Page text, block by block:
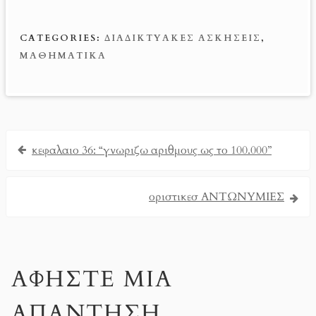
o
o
es
t
n
CATEGORIES: ΔΙΑΔΙΚΤΥΑΚΈΣ ΑΣΚΉΣΕΙΣ ,
ΜΑΘΗΜΑΤΙΚΆ
κεφαλαιο 36: “γνωριζω αριθμους ως το 100.000”
οριστικεσ ΑΝΤΩΝΥΜΙΕΣ
ΑΦΉΣΤΕ ΜΙΑ